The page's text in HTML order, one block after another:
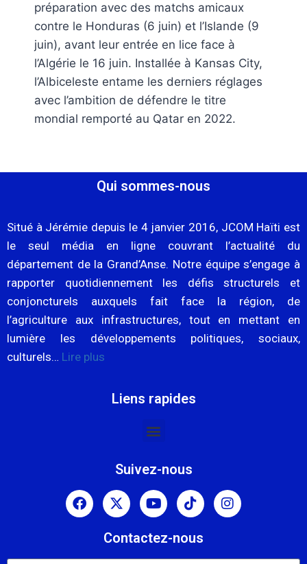
préparation avec des matchs amicaux
contre le Honduras (6 juin) et l’Islande (9
juin), avant leur entrée en lice face à
l’Algérie le 16 juin. Installée à Kansas City,
l’Albiceleste entame les derniers réglages
avec l’ambition de défendre le titre
mondial remporté au Qatar en 2022.
Qui sommes-nous
Situé à Jérémie depuis le 4 janvier 2016, JCOM Haïti est
le seul média en ligne couvrant l’actualité du
département de la Grand’Anse. Notre équipe s’engage à
rapporter quotidiennement les défis structurels et
conjoncturels auxquels fait face la région, de
l’agriculture aux infrastructures, tout en mettant en
lumière les développements politiques, sociaux,
culturels… Lire plus
Liens rapides
Suivez-nous
Contactez-nous